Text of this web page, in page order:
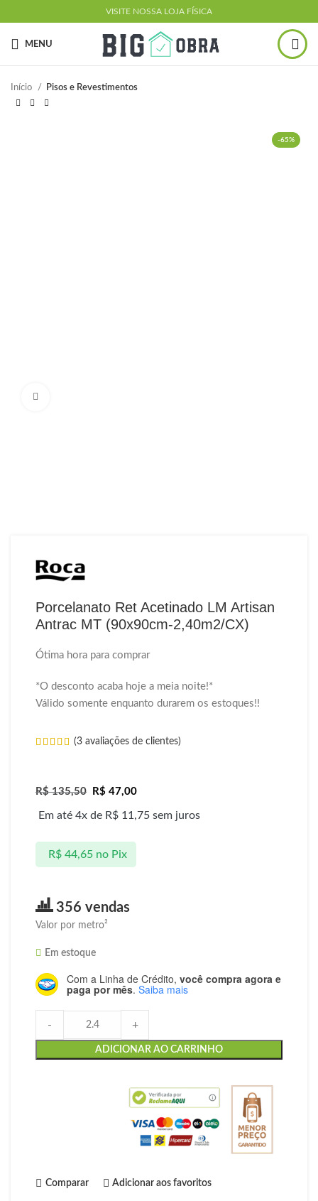
VISITE NOSSA LOJA FÍSICA
MENU
Início Pisos e Revestimentos
-65%
Porcelanato Ret Acetinado LM Artisan
Antrac MT (90x90cm-2,40m2/CX)
Ótima hora para comprar
*O desconto acaba hoje a meia noite!*
Válido somente enquanto durarem os estoques!!
(3 avaliações de clientes)
R$135,50 R$ 47,00
Em até 4x de R$ 11,75 sem juros
R$44,65 no Pix
356 vendas
Valor por metro²
Em estoque
Com a Linha de Crédito, você compra agora e
paga por mês. Saiba mais
- +
ADICIONAR AO CARRINHO
Comparar Adicionar aos favoritos